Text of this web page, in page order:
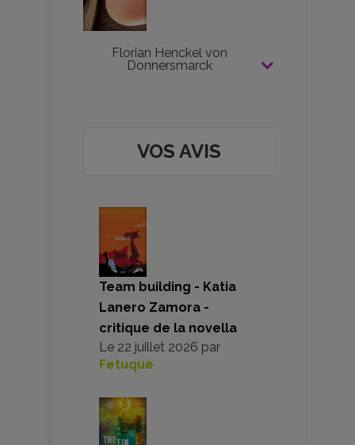
Florian Henckel von
Donnersmarck
VOS AVIS
Team building - Katia
Lanero Zamora -
critique de la novella
Le 22 juillet 2026 par
Fetuque